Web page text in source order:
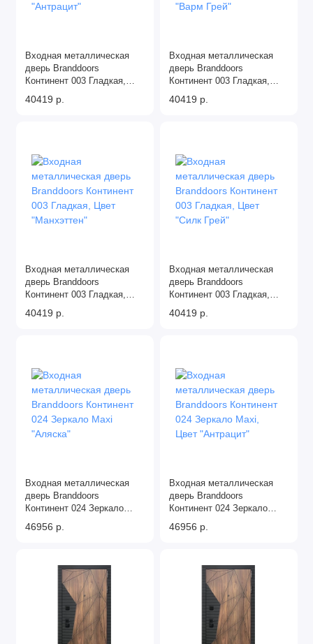
Входная металлическая
дверь Branddoors
Континент 003 Гладкая,
Цвет "Антрацит"
40419 р.
Входная металлическая
дверь Branddoors
Континент 003 Гладкая,
Цвет "Варм Грей"
40419 р.
Входная металлическая
дверь Branddoors
Континент 003 Гладкая,
Цвет "Манхэттен"
40419 р.
Входная металлическая
дверь Branddoors
Континент 003 Гладкая,
Цвет "Силк Грей"
40419 р.
Входная металлическая
дверь Branddoors
Континент 024 Зеркало
Maxi "Аляска"
46956 р.
Входная металлическая
дверь Branddoors
Континент 024 Зеркало
Maxi, Цвет "Антрацит"
46956 р.